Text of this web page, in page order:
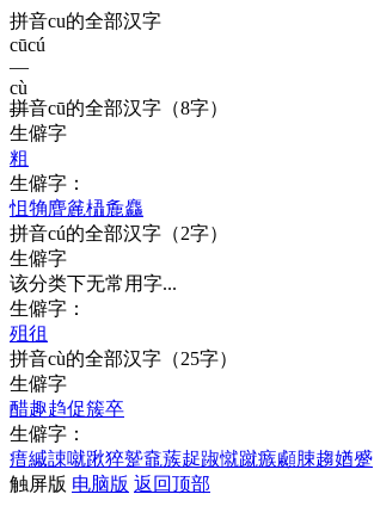
拼音cu的全部汉字
cūcú
—
cù
—
拼音cū的全部汉字 （8字）
生僻字
粗
生僻字：
怚觕麆麄橻麁麤
拼音cú的全部汉字 （2字）
生僻字
该分类下无常用字...
生僻字：
殂徂
拼音cù的全部汉字 （25字）
生僻字
醋趣趋促簇卒
生僻字：
瘄縬誎噈踿猝蹵鼀蔟趗踧憱蹴瘯顣脨趨媨蹙
触屏版 电脑版 返回顶部